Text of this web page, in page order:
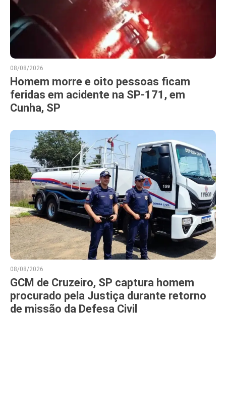
08/08/2026
Homem morre e oito pessoas ficam
feridas em acidente na SP-171, em
Cunha, SP
08/08/2026
GCM de Cruzeiro, SP captura homem
procurado pela Justiça durante retorno
de missão da Defesa Civil